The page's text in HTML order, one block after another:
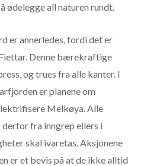
ødelegge all naturen rundt.
er annerledes, fordi det er
Denne bærekraftige
og trues fra alle kanter. I
er planene om
Melkøya. Alle
derfor fra inngrep ellers i
skal ivaretas. Aksjonene
er et bevis på at de ikke alltid